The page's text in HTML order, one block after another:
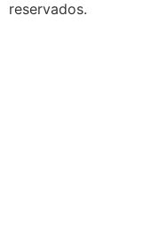
reservados.